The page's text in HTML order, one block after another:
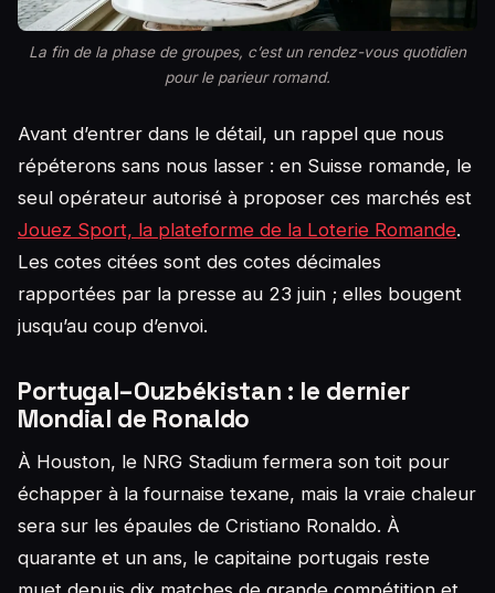
La fin de la phase de groupes, c’est un rendez-vous quotidien
pour le parieur romand.
Avant d’entrer dans le détail, un rappel que nous
répéterons sans nous lasser : en Suisse romande, le
seul opérateur autorisé à proposer ces marchés est
Jouez Sport, la plateforme de la Loterie Romande.
Les cotes citées sont des cotes décimales
rapportées par la presse au 23 juin ; elles bougent
jusqu’au coup d’envoi.
Portugal–Ouzbékistan : le dernier
Mondial de Ronaldo
À Houston, le NRG Stadium fermera son toit pour
échapper à la fournaise texane, mais la vraie chaleur
sera sur les épaules de Cristiano Ronaldo. À
quarante et un ans, le capitaine portugais reste